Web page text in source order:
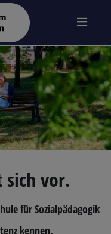
sich vor.
für Sozialpädagogik
kennen.